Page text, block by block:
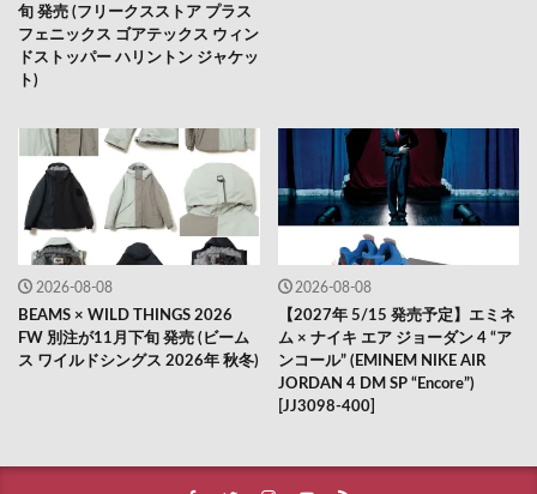
旬 発売 (フリークスストア プラス
フェニックス ゴアテックス ウィン
ドストッパー ハリントン ジャケッ
ト)
2026-08-08
BEAMS × WILD THINGS 2026
FW 別注が11月下旬 発売 (ビーム
ス ワイルドシングス 2026年 秋冬)
2026-08-08
【2027年 5/15 発売予定】エミネ
ム × ナイキ エア ジョーダン 4 “ア
ンコール” (EMINEM NIKE AIR
JORDAN 4 DM SP “Encore”)
[JJ3098-400]